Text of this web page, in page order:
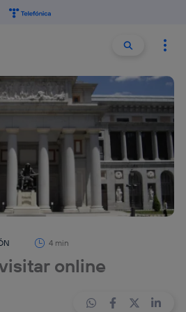
Buscar
4 min
online